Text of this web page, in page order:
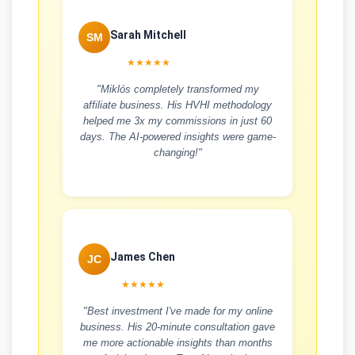
SM Sarah Mitchell
★★★★★
"Miklós completely transformed my
affiliate business. His HVHI methodology
helped me 3x my commissions in just 60
days. The AI-powered insights were game-
changing!"
JC James Chen
★★★★★
"Best investment I've made for my online
business. His 20-minute consultation gave
me more actionable insights than months